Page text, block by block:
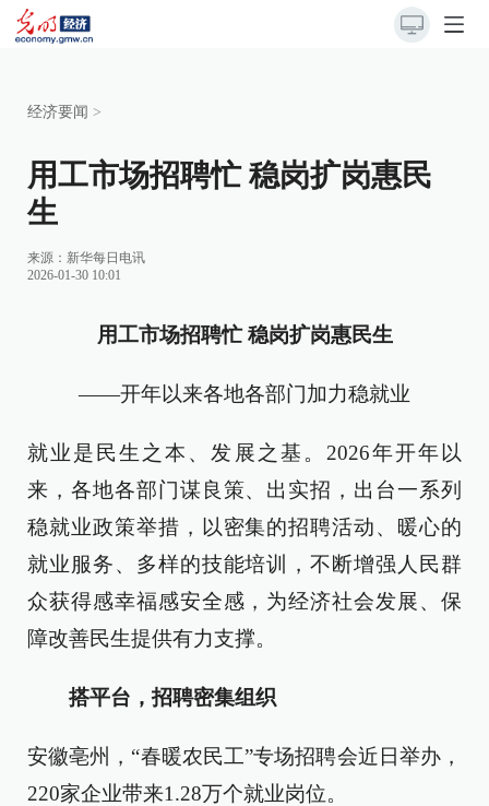
经济要闻 >
用工市场招聘忙 稳岗扩岗惠民
生
来源： 新华每日电讯
2026-01-30 10:01
用工市场招聘忙 稳岗扩岗惠民生
——开年以来各地各部门加力稳就业
就业是民生之本、发展之基。2026年开年以
来，各地各部门谋良策、出实招，出台一系列
稳就业政策举措，以密集的招聘活动、暖心的
就业服务、多样的技能培训，不断增强人民群
众获得感幸福感安全感，为经济社会发展、保
障改善民生提供有力支撑。
搭平台，招聘密集组织
安徽亳州，“春暖农民工”专场招聘会近日举办，
220家企业带来1.28万个就业岗位。